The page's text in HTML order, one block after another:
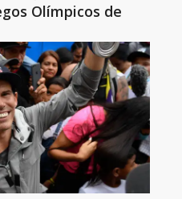
Olímpicos de